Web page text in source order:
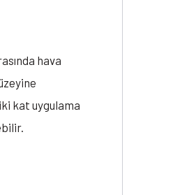
hava
kat uygulama